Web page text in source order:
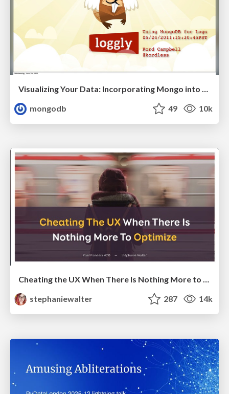
Visualizing Your Data: Incorporating Mongo into Loggly Infrastructure
mongodb
49 10k
Cheating the UX When There Is Nothing More to Optimize - PixelPioneers
stephaniewalter
287 14k